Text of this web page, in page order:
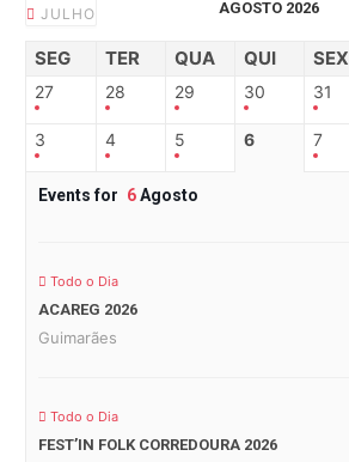
JULHO AGOSTO 2026
SEG TER QUA QUI SEX
27 28 29 30 31
3 4 5 6 7
Events for 6Agosto
Todo o Dia
ACAREG 2026
Guimarães
Todo o Dia
FEST’IN FOLK CORREDOURA 2026